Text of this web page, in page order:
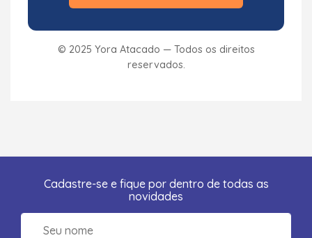
© 2025 Yora Atacado — Todos os direitos
reservados.
Cadastre-se e fique por dentro de todas as
novidades